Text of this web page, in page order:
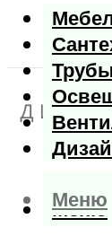
Меню
Меню